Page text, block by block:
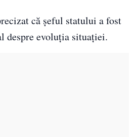
că șeful statului a fost
despre evoluția situației.